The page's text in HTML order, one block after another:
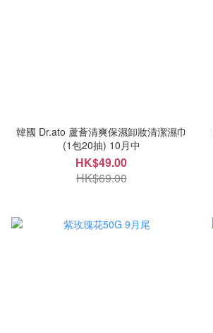
韓國 Dr.ato 蘆薈清爽保濕卸妝清潔濕巾
(1包20抽) 10月中
HK$49.00
HK$69.00